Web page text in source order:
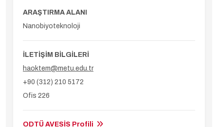
ARAŞTIRMA ALANI
Nanobiyoteknoloji
İLETİŞİM BİLGİLERİ
haoktem@metu.edu.tr
+90 (312) 210 5172
Ofis 226
ODTÜ AVESİS Profili